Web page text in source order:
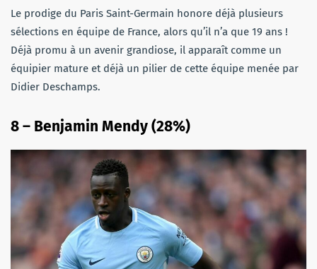
Le prodige du Paris Saint-Germain honore déjà plusieurs
sélections en équipe de France, alors qu’il n’a que 19 ans !
Déjà promu à un avenir grandiose, il apparaît comme un
équipier mature et déjà un pilier de cette équipe menée par
Didier Deschamps.
8 – Benjamin Mendy (28%)